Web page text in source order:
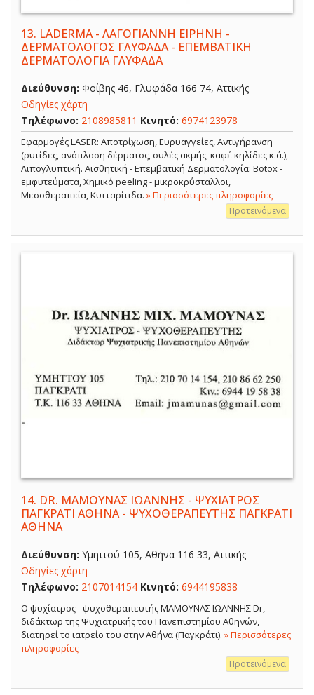
13. LADERMA - ΛΑΓΟΓΙΑΝΝΗ ΕΙΡΗΝΗ -
ΔΕΡΜΑΤΟΛΟΓΟΣ ΓΛΥΦΑΔΑ - ΕΠΕΜΒΑΤΙΚΗ
ΔΕΡΜΑΤΟΛΟΓΙΑ ΓΛΥΦΑΔΑ
Διεύθυνση: Φοίβης 46, Γλυφάδα 166 74, Αττικής
Οδηγίες χάρτη
Τηλέφωνο: 2108985811 Κινητό: 6974123978
Εφαρμογές LASER: Αποτρίχωση, Ευρυαγγείες, Αντιγήρανση
(ρυτίδες, ανάπλαση δέρματος, ουλές ακμής, καφέ κηλίδες κ.ά.),
Λιπογλυπτική. Αισθητική - Επεμβατική Δερματολογία: Botox -
εμφυτεύματα, Χημικό peeling - μικροκρύσταλλοι,
Μεσοθεραπεία, Κυτταρίτιδα. » Περισσότερες πληροφορίες
Προτεινόμενα
14. DR. ΜΑΜΟΥΝΑΣ ΙΩΑΝΝΗΣ - ΨΥΧΙΑΤΡΟΣ
ΠΑΓΚΡΑΤΙ ΑΘΗΝΑ - ΨΥΧΟΘΕΡΑΠΕΥΤΗΣ ΠΑΓΚΡΑΤΙ
ΑΘΗΝΑ
Διεύθυνση: Υμηττού 105, Αθήνα 116 33, Αττικής
Οδηγίες χάρτη
Τηλέφωνο: 2107014154 Κινητό: 6944195838
Ο ψυχίατρος - ψυχοθεραπευτής ΜΑΜΟΥΝΑΣ ΙΩΑΝΝΗΣ Dr,
διδάκτωρ της Ψυχιατρικής του Πανεπιστημίου Αθηνών,
διατηρεί το ιατρείο του στην Αθήνα (Παγκράτι). » Περισσότερες
πληροφορίες
Προτεινόμενα